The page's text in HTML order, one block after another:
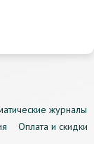
журналы
Оплата и скидки